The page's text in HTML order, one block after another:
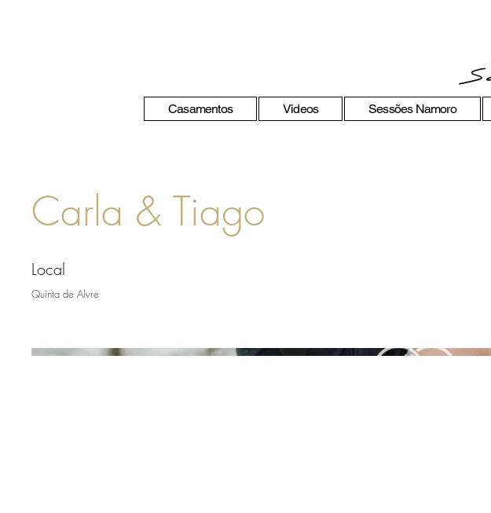
Casamentos Videos Sessões Namoro
Carla & Tiago
Local
Quinta de Alvre